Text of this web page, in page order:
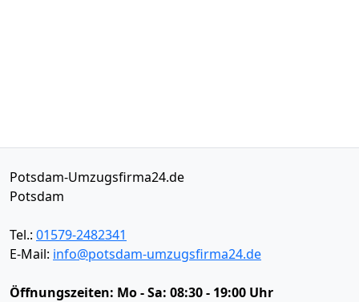
Potsdam-Umzugsfirma24.de
Potsdam
Tel.: 01579-2482341
E-Mail: info@potsdam-umzugsfirma24.de
Öffnungszeiten: Mo - Sa: 08:30 - 19:00 Uhr